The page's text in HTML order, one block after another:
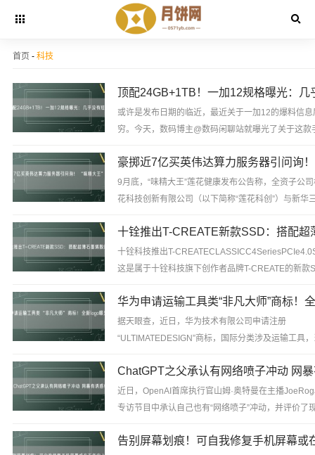
首页 - 科技
或许是发布日期的临近，最近关于一加12的爆料信
穷。今天，数码博主@数码闲聊站就曝光了关于这款
9月底，“味精大王”莲花健康发布公告称，全资子公
花科技创新有限公司（以下简称“莲花科创”）与新华
十铨科技推出T-
这是属于十铨科技旗下创作者品牌T-CREATE的新款
据天眼查，近日，华为技术有限公司申请注册
“ULTIMATEDESIGN”商标，国际分类涉及运输工具
近日，OpenAI首席执行官山姆·奥特曼在主播
专访节目中承认自己也有“网络喷子”冲动，并评价了